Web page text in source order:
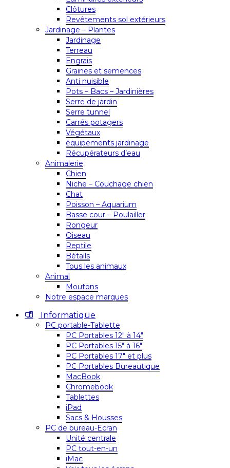
Clôtures
Revêtements sol extérieurs
Jardinage – Plantes
Jardinage
Terreau
Engrais
Graines et semences
Anti nuisible
Pots – Bacs – Jardinières
Serre de jardin
Serre tunnel
Carrés potagers
Végétaux
équipements jardinage
Récupérateurs d’eau
Animalerie
Chien
Niche – Couchage chien
Chat
Poisson – Aquarium
Basse cour – Poulailler
Rongeur
Oiseau
Reptile
Bétails
Tous les animaux
Animal
Moutons
Notre espace marques
Informatique
PC portable-Tablette
PC Portables 12″ à 14″
PC Portables 15″ à 16″
PC Portables 17″ et plus
PC Portables Bureautique
MacBook
Chromebook
Tablettes
iPad
Sacs & Housses
PC de bureau-Ecran
Unité centrale
PC tout-en-un
iMac